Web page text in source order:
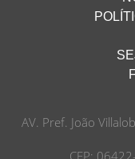
AV. Pref. João
CEP: